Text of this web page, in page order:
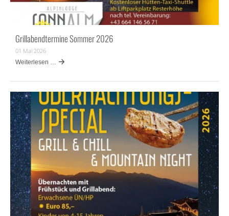
Grillabendtermine Sommer 2026
01 Mai 2026
Weiterlesen …